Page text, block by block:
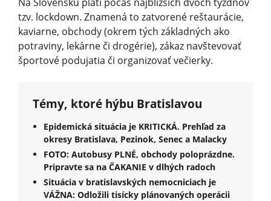
tzv. lockdown. Znamená to zatvorené reštaurácie,
kaviarne, obchody (okrem tých základných ako
potraviny, lekárne či drogérie), zákaz navštevovať
športové podujatia či organizovať večierky.
Témy, ktoré hýbu Bratislavou
Epidemická situácia je KRITICKÁ. Prehľad za
okresy Bratislava, Pezinok, Senec a Malacky
FOTO: Autobusy PLNÉ, obchody poloprázdne.
Pripravte sa na ČAKANIE v dlhých radoch
Situácia v bratislavských nemocniciach je
VÁŽNA: Odložili tisícky plánovaných operácii